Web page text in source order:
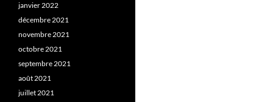
janvier 2022
décembre 2021
novembre 2021
octobre 2021
septembre 2021
août 2021
juillet 2021